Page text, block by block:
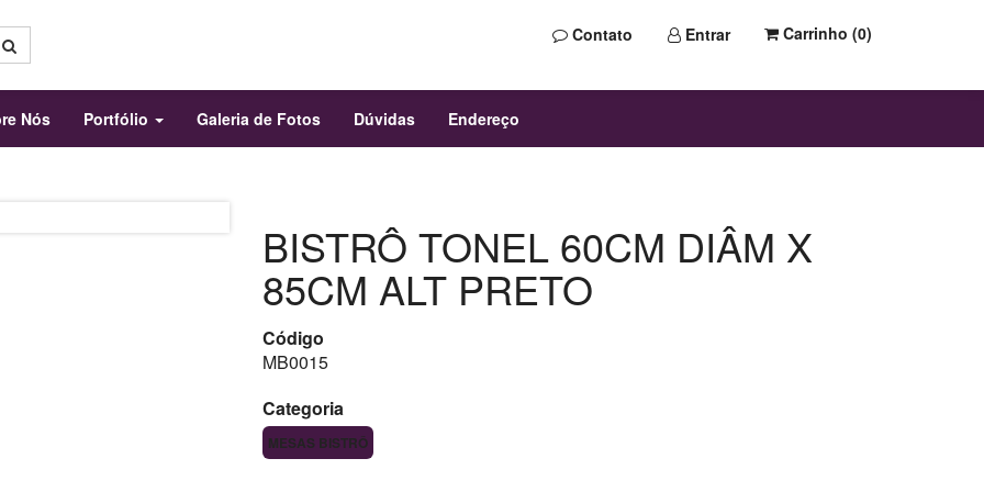
Contato Entrar Carrinho (0)
Nós Portfólio Galeria de Fotos Dúvidas Endereço
BISTRÔ TONEL 60CM DIÂM X
85CM ALT PRETO
Código
MB0015
Categoria
MESAS BISTRÔ